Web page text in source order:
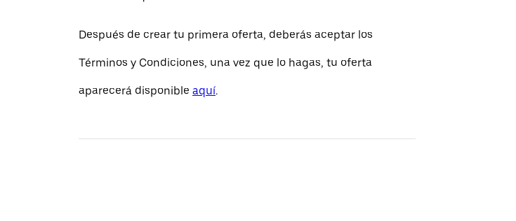
Después de crear tu primera oferta, deberás aceptar los
Términos y Condiciones, una vez que lo hagas, tu oferta
aparecerá disponible aquí.